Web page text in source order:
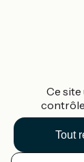
Accueil Vélo Pro
Contact
Ce site
Tout